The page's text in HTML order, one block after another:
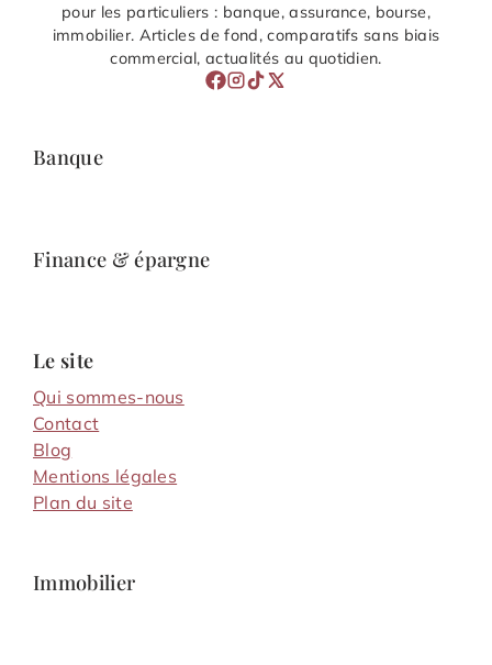
pour les particuliers : banque, assurance, bourse,
immobilier. Articles de fond, comparatifs sans biais
commercial, actualités au quotidien.
Banque
Finance & épargne
Le site
Qui sommes-nous
Contact
Blog
Mentions légales
Plan du site
Immobilier